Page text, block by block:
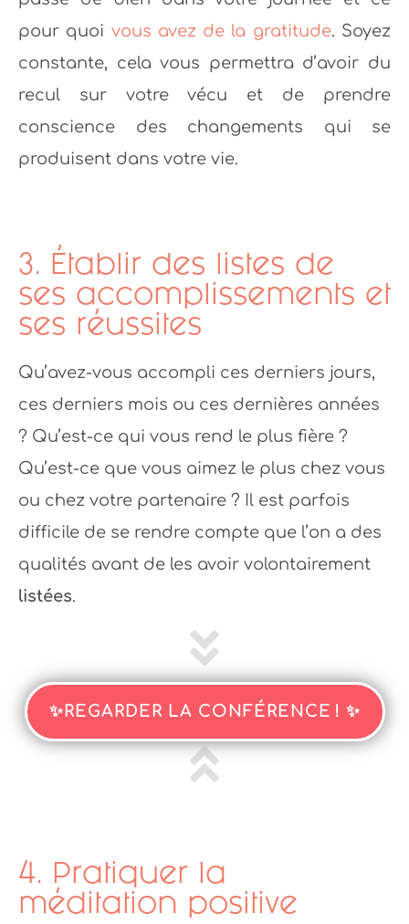
pour quoi vous avez de la gratitude. Soyez
constante, cela vous permettra d’avoir du
recul sur votre vécu et de prendre
conscience des changements qui se
produisent dans votre vie.
3. Établir des listes de
ses accomplissements et
ses réussites
Qu’avez-vous accompli ces derniers jours,
ces derniers mois ou ces dernières années
? Qu’est-ce qui vous rend le plus fière ?
Qu’est-ce que vous aimez le plus chez vous
ou chez votre partenaire ? Il est parfois
difficile de se rendre compte que l’on a des
qualités avant de les avoir volontairement
listées.
✨REGARDER LA CONFÉRENCE ! ✨
4. Pratiquer la
méditation positive